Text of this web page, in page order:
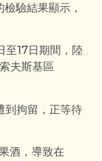
驗結果顯示，
至17日期間，陸
夫斯基區
到拘留，正等待
酒，導致在